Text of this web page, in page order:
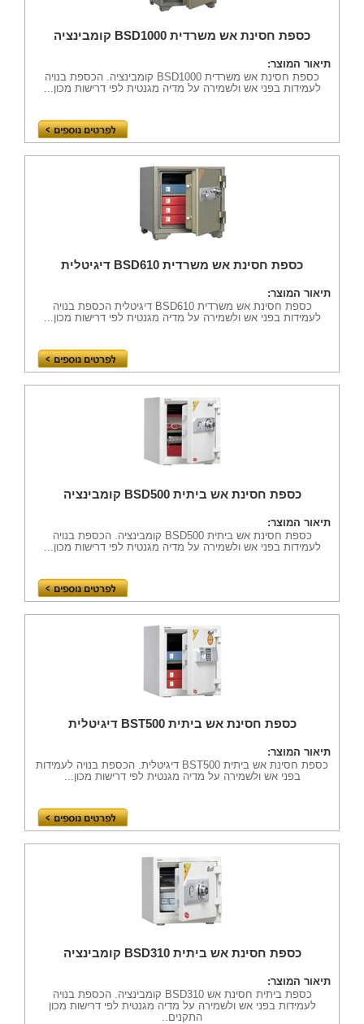
כספת חסינת אש משרדית BSD1000 קומבינציה
תיאור המוצר:
כספת חסינת אש משרדית BSD1000 קומבינציה. הכספת בנויה
לעמידות בפני אש ולשמירה על מדיה מגנטית לפי דרישות מכון...
כספת חסינת אש משרדית BSD610 דיגיטלית
תיאור המוצר:
כספת חסינת אש משרדית BSD610 דיגיטלית הכספת בנויה
לעמידות בפני אש ולשמירה על מדיה מגנטית לפי דרישות מכון...
כספת חסינת אש ביתית BSD500 קומבינציה
תיאור המוצר:
כספת חסינת אש ביתית BSD500 קומבינציה. הכספת בנויה
לעמידות בפני אש ולשמירה על מדיה מגנטית לפי דרישות מכון...
כספת חסינת אש ביתית BST500 דיגיטלית
תיאור המוצר:
כספת חסינת אש ביתית BST500 דיגיטלית. הכספת בנויה לעמידות
בפני אש ולשמירה על מדיה מגנטית לפי דרישות מכון...
כספת חסינת אש ביתית BSD310 קומבינציה
תיאור המוצר:
כספת ביתית חסינת אש BSD310 קומבינציה. הכספת בנויה
לעמידות בפני אש ולשמירה על מדיה מגנטית לפי דרישות מכון
התקנים..